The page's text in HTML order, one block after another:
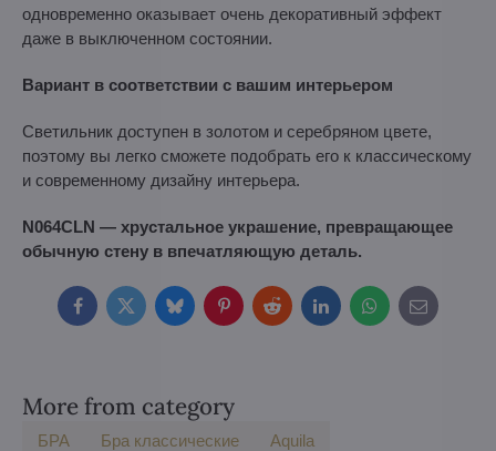
одновременно оказывает очень декоративный эффект
даже в выключенном состоянии.
Вариант в соответствии с вашим интерьером
Светильник доступен в золотом и серебряном цвете,
поэтому вы легко сможете подобрать его к классическому
и современному дизайну интерьера.
N064CLN — хрустальное украшение, превращающее
обычную стену в впечатляющую деталь.
FacebookTwitterBlueskyPinterestRedditLinkedInWhatsApp
E-
mail
More from category
БPA Бра классические Aquila